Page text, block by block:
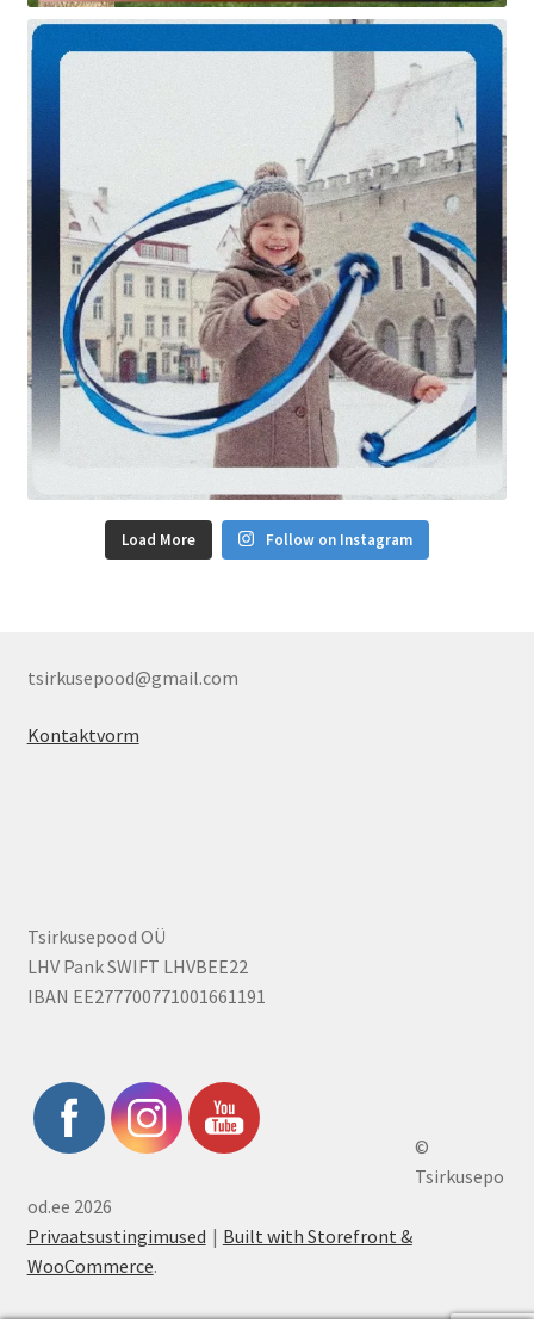
Load More Follow on Instagram
tsirkusepood@gmail.com
Kontaktvorm
Tsirkusepood OÜ
LHV Pank SWIFT LHVBEE22
IBAN EE277700771001661191
©
Tsirkusepo
od.ee 2026
Privaatsustingimused
Built with Storefront &
WooCommerce.